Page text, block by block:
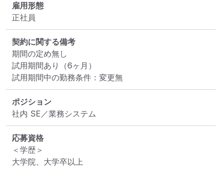
雇用形態
正社員
契約に関する備考
期間の定め無し
試用期間あり（6ヶ月）
試用期間中の勤務条件：変更無
ポジション
社内 SE／業務システム
応募資格
＜学歴＞
大学院、大学卒以上